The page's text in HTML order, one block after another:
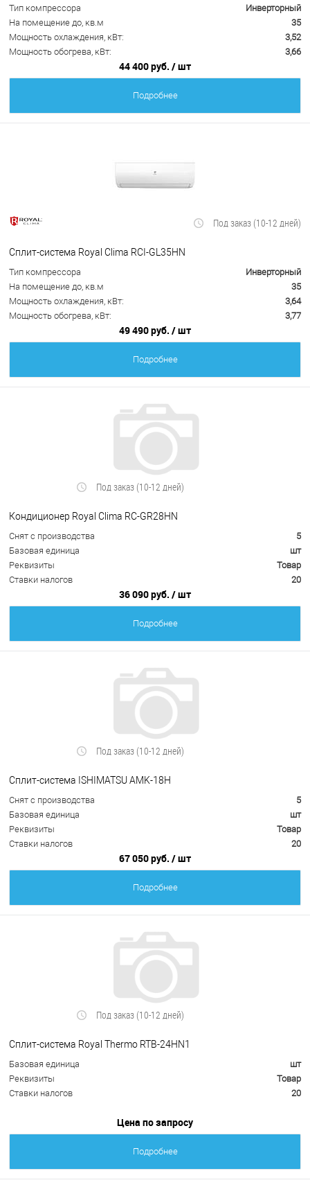
Тип компрессора
Инверторный
На помещение до, кв.м
35
Мощность охлаждения, кВт:
3,52
Мощность обогрева, кВт:
3,66
44 400 руб. / шт
Подробнее
Под заказ (10-12 дней)
Сплит-система Royal Clima RCI-GL35HN
Тип компрессора
Инверторный
На помещение до, кв.м
35
Мощность охлаждения, кВт:
3,64
Мощность обогрева, кВт:
3,77
49 490 руб. / шт
Подробнее
Под заказ (10-12 дней)
Кондиционер Royal Clima RC-GR28HN
Снят с производства
5
Базовая единица
шт
Реквизиты
Товар
Ставки налогов
20
36 090 руб. / шт
Подробнее
Под заказ (10-12 дней)
Сплит-система ISHIMATSU AMK-18H
Снят с производства
5
Базовая единица
шт
Реквизиты
Товар
Ставки налогов
20
67 050 руб. / шт
Подробнее
Под заказ (10-12 дней)
Сплит-система Royal Thermo RTB-24HN1
Базовая единица
шт
Реквизиты
Товар
Ставки налогов
20
Цена по запросу
Подробнее